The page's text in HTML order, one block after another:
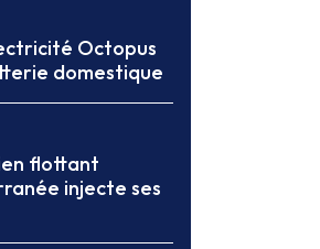
Octopus
domestique
flottant
injecte ses